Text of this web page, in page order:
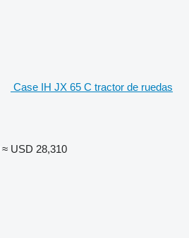
Case IH JX 65 C tractor de ruedas
≈ USD 28,310